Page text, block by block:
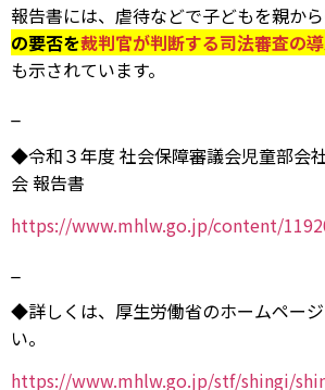
報告書には、虐待などで子どもを親か
の要否を裁判官が判断する司法審査の
も示されています。
◆令和３年度 社会保障審議会児童部会
会 報告書
https://www.mhlw.go.jp/content/
◆詳しくは、厚生労働省のホームペー
い。
https://www.mhlw.go.jp/stf/shingi/